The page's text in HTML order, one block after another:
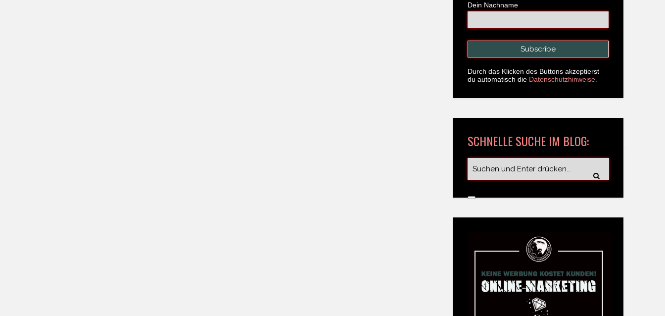
Dein Nachname
Durch das Klicken des Buttons akzeptierst
du automatisch die Datenschutzhinweise.
SCHNELLE SUCHE IM BLOG: